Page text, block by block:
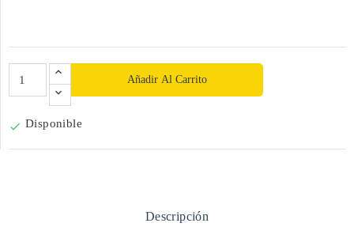
Añadir Al Carrito
 Disponible
Descripción